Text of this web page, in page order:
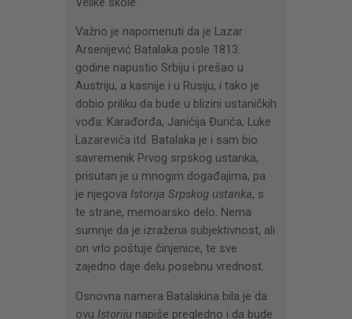
Važno je napomenuti da je Lazar
Arsenijević Batalaka posle 1813.
godine napustio Srbiju i prešao u
Austriju, a kasnije i u Rusiju, i tako je
dobio priliku da bude u blizini ustaničkih
vođa: Karađorđa, Janićija Đurića, Luke
Lazarevića itd. Batalaka je i sam bio
savremenik Prvog srpskog ustanka,
prisutan je u mnogim događajima, pa
je njegova Istorija Srpskog ustanka, s
te strane, memoarsko delo. Nema
sumnje da je izražena subjektivnost, ali
on vrlo poštuje činjenice, te sve
zajedno daje delu posebnu vrednost.
Osnovna namera Batalakina bila je da
ovu Istorijunapiše pregledno i da bude